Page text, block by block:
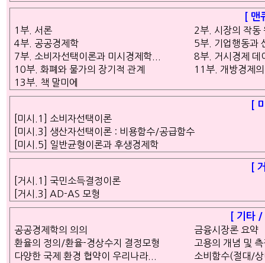
[ 맨
1부. 서론
2부. 시장의 작동
4부. 공공경제학
5부. 기업행동과
7부. 소비자선택이론과 미시경제학...
8부. 거시경제 데
10부. 화폐와 물가의 장기적 관계
11부. 개방경제
13부. 책 말미에
[
[미시.1] 소비자선택이론
[미시.3] 생산자선택이론 : 비용함수/공급함수
[미시.5] 일반균형이론과 후생경제학
[
[거시.1] 국민소득결정이론
[거시.3] AD-AS 모형
[ 기타
공공경제학의 의의
금융시장론 요약
환율의 정의/환율-경상수지 결정모형
고용의 개념 및
다양한 국제 환경 협약이 우리나라...
소비함수(절대/